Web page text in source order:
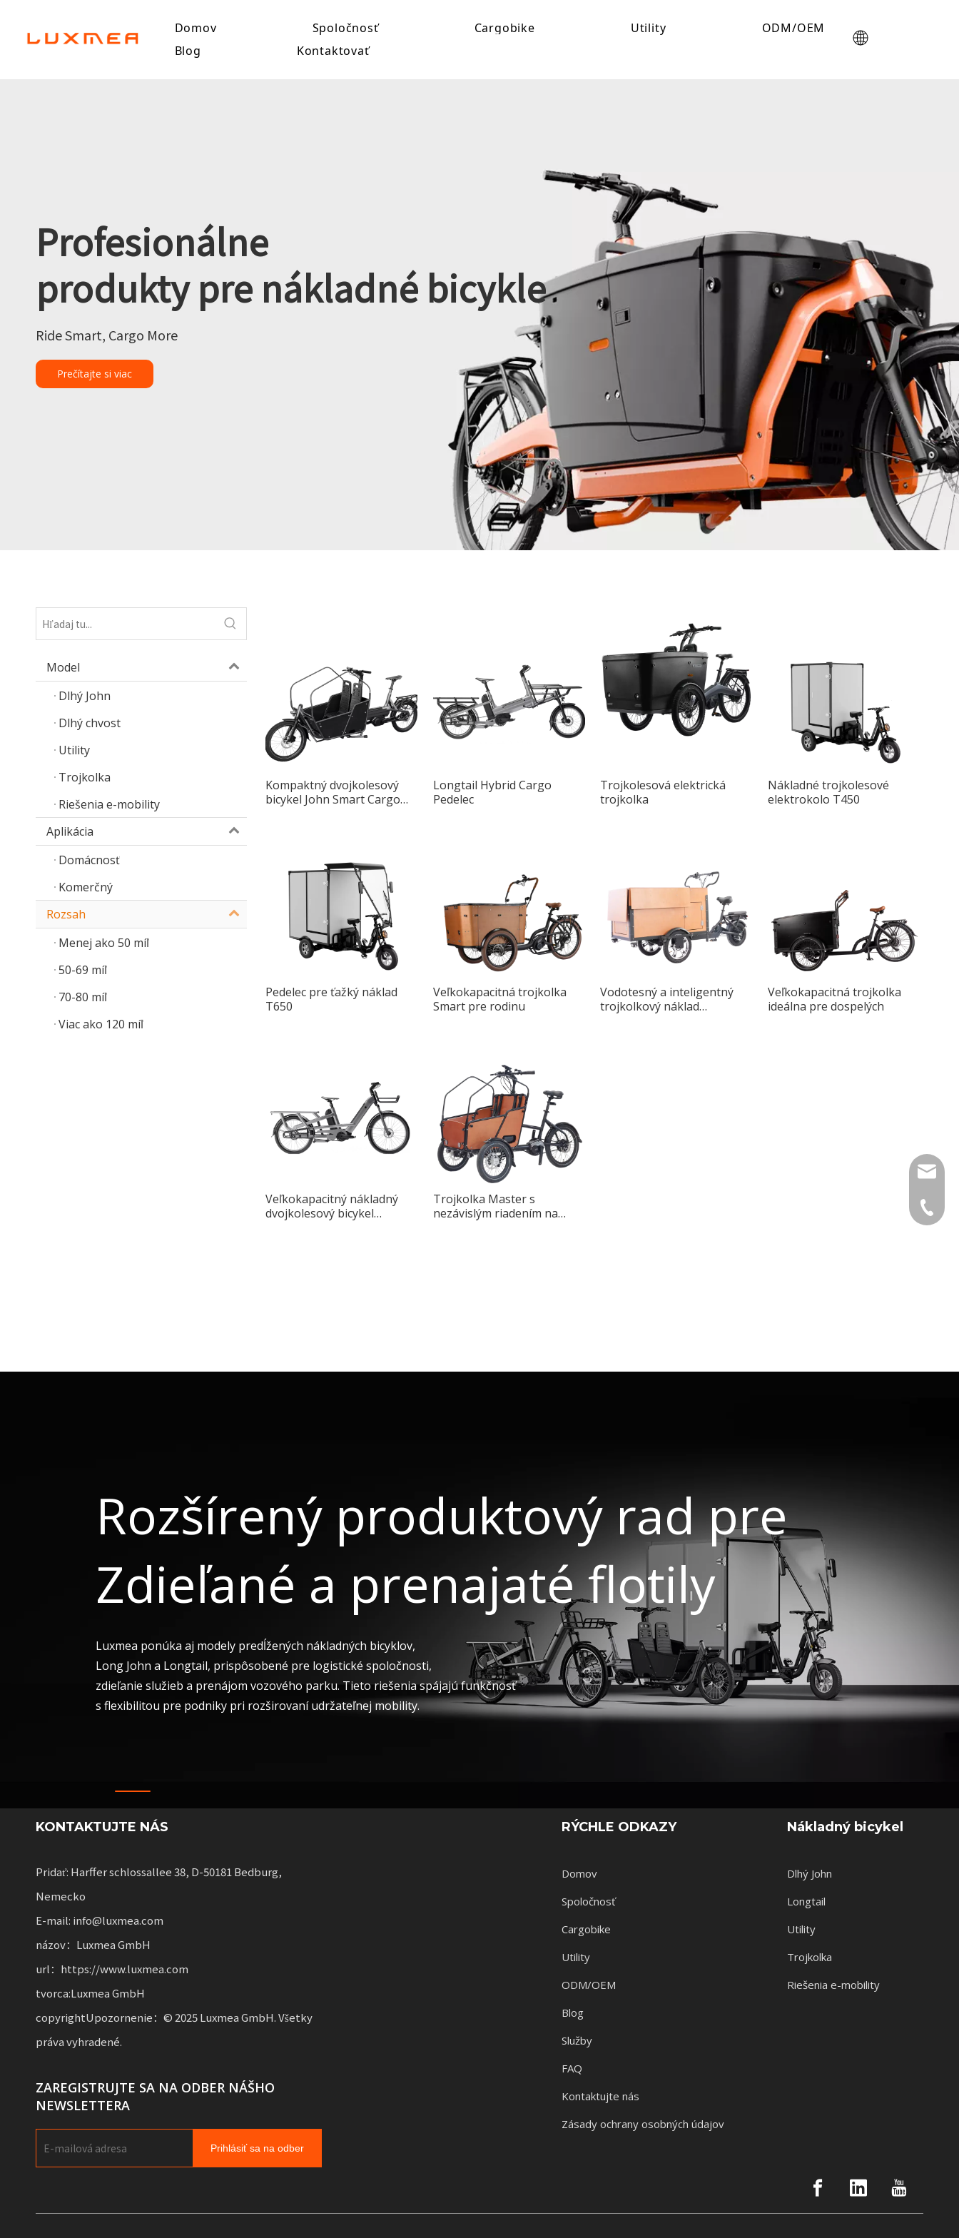
Domov Spoločnosť Cargobike Utility
ODM/OEM
Blog
Kontaktovať
Profesionálne
produkty pre nákladné bicykle
Ride Smart, Cargo More
Prečítajte si viac
Model
Dlhý John
Dlhý chvost
Utility
Trojkolka
Riešenia e-mobility
Aplikácia
Domácnosť
Komerčný
Rozsah
Menej ako 50 míľ
50-69 míľ
70-80 míľ
Viac ako 120 míľ
Kompaktný dvojkolesový
bicykel John Smart Cargo
Longtail Hybrid Cargo
Pedelec
Trojkolesová elektrická
trojkolka
Nákladné trojkolesové
elektrokolo T450
Pedelec pre ťažký náklad
T650
Veľkokapacitná trojkolka
Smart pre rodinu
Vodotesný a inteligentný
trojkolkový náklad
Veľkokapacitná trojkolka
ideálna pre dospelých
Veľkokapacitný nákladný
dvojkolesový bicykel
Trojkolka Master s
nezávislým riadením na
Rozšírený produktový rad pre
Zdieľané a prenajaté flotily
Luxmea ponúka aj modely predĺžených nákladných bicyklov,
Long John a Longtail, prispôsobené pre logistické spoločnosti,
zdieľanie služieb a prenájom vozového parku. Tieto riešenia spájajú funkčnosť
s flexibilitou pre podniky pri rozširovaní udržateľnej mobility.
KONTAKTUJTE NÁS
Pridať: Harffer schlossallee 38, D-50181 Bedburg,
Nemecko
E-mail: info@luxmea.com
názov：Luxmea GmbH
url：https://www.luxmea.com
tvorca:Luxmea GmbH
copyrightUpozornenie：© 2025 Luxmea GmbH. Všetky
práva vyhradené.
+49
ZAREGISTRUJTE SA NA ODBER NÁŠHO
NEWSLETTERA
Prihlásiť sa na odber
RÝCHLE ODKAZY
Domov
Spoločnosť
Cargobike
Utility
ODM/OEM
Blog
Služby
FAQ
Kontaktujte nás
Zásady ochrany osobných údajov
Nákladný bicykel
Dlhý John
Longtail
Utility
Trojkolka
Riešenia e-mobility